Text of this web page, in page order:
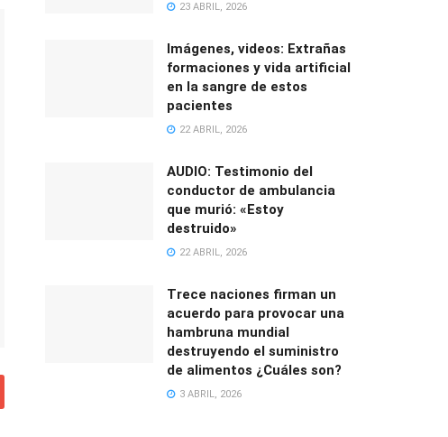
23 ABRIL, 2026
Imágenes, videos: Extrañas
formaciones y vida artificial
en la sangre de estos
pacientes
22 ABRIL, 2026
AUDIO: Testimonio del
conductor de ambulancia
que murió: «Estoy
destruido»
22 ABRIL, 2026
Trece naciones firman un
acuerdo para provocar una
hambruna mundial
destruyendo el suministro
de alimentos ¿Cuáles son?
3 ABRIL, 2026